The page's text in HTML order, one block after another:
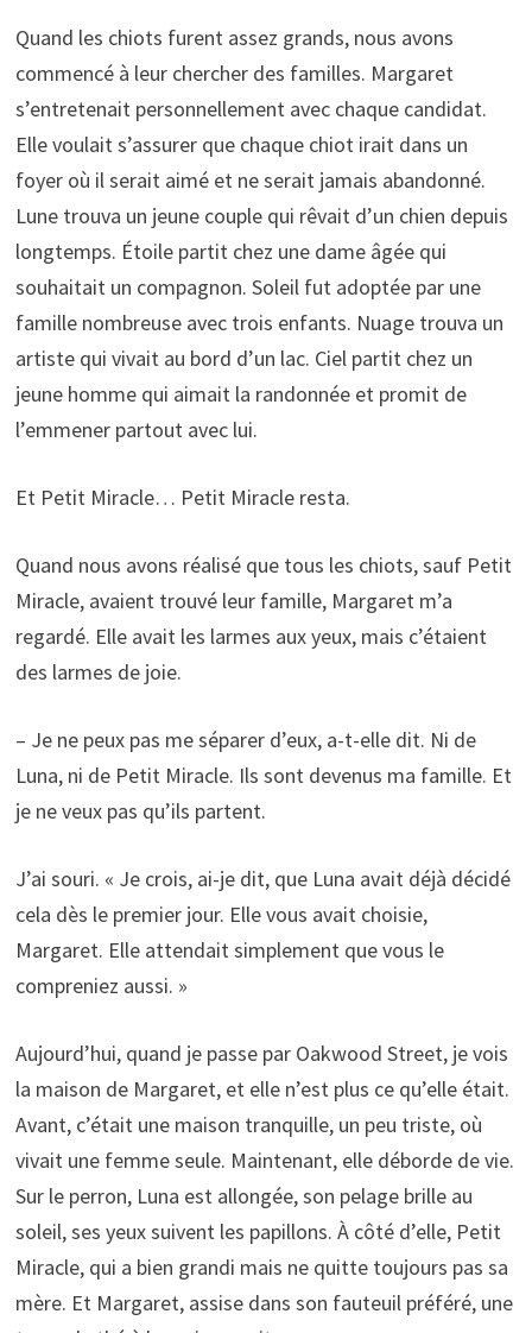
Quand les chiots furent assez grands, nous avons
commencé à leur chercher des familles. Margaret
s’entretenait personnellement avec chaque candidat.
Elle voulait s’assurer que chaque chiot irait dans un
foyer où il serait aimé et ne serait jamais abandonné.
Lune trouva un jeune couple qui rêvait d’un chien depuis
longtemps. Étoile partit chez une dame âgée qui
souhaitait un compagnon. Soleil fut adoptée par une
famille nombreuse avec trois enfants. Nuage trouva un
artiste qui vivait au bord d’un lac. Ciel partit chez un
jeune homme qui aimait la randonnée et promit de
l’emmener partout avec lui.
Et Petit Miracle… Petit Miracle resta.
Quand nous avons réalisé que tous les chiots, sauf Petit
Miracle, avaient trouvé leur famille, Margaret m’a
regardé. Elle avait les larmes aux yeux, mais c’étaient
des larmes de joie.
– Je ne peux pas me séparer d’eux, a-t-elle dit. Ni de
Luna, ni de Petit Miracle. Ils sont devenus ma famille. Et
je ne veux pas qu’ils partent.
J’ai souri. « Je crois, ai-je dit, que Luna avait déjà décidé
cela dès le premier jour. Elle vous avait choisie,
Margaret. Elle attendait simplement que vous le
compreniez aussi. »
Aujourd’hui, quand je passe par Oakwood Street, je vois
la maison de Margaret, et elle n’est plus ce qu’elle était.
Avant, c’était une maison tranquille, un peu triste, où
vivait une femme seule. Maintenant, elle déborde de vie.
Sur le perron, Luna est allongée, son pelage brille au
soleil, ses yeux suivent les papillons. À côté d’elle, Petit
Miracle, qui a bien grandi mais ne quitte toujours pas sa
mère. Et Margaret, assise dans son fauteuil préféré, une